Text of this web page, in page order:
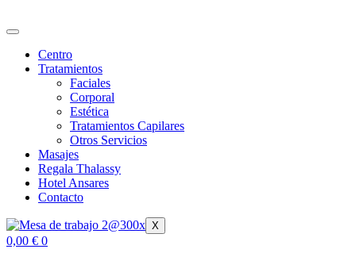
al
Centro
Tratamientos
Faciales
Corporal
Estética
Tratamientos Capilares
Otros Servicios
Masajes
Regala Thalassy
Hotel Ansares
Contacto
X
0,00 € 0